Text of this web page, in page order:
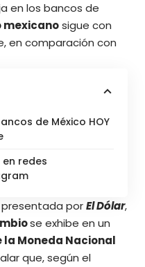
en los bancos de
mexicanosigue con
en comparación con
de México HOY
en redes
porEl Dólar,
se exhibe en un
la Moneda Nacional
que, según el